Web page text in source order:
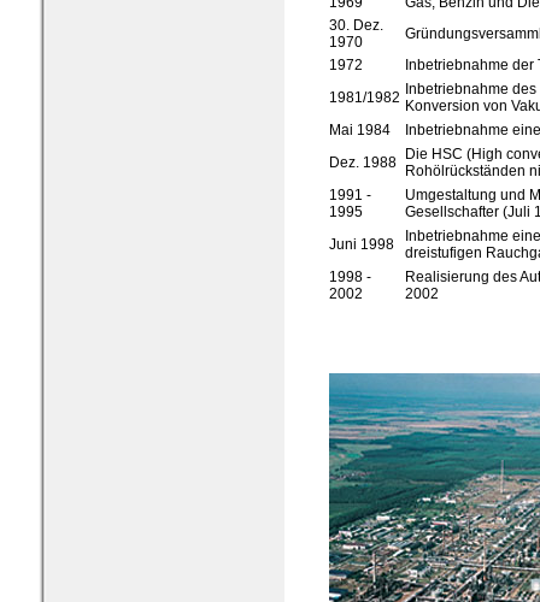
30. Dez.
1970
1972
Inbetriebnahme
1981/1982 Inbetriebnahme
Konversion von
Mai 1984
Inbetriebnahme
Dez. 1988
Die HSC (High
Rohölrückständen
1991 -
1995
Umgestaltung und
Gesellschafter (Juli
Juni 1998
Inbetriebnahme
dreistufigen
1998 -
2002
Realisierung des
2002